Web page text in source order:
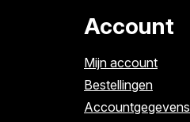
Account
Mijn account
Bestellingen
Accountgegevens